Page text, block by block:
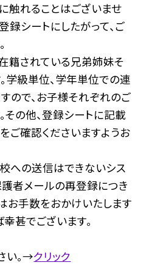
触れることはございませ
録シートにしたがって、ご
籍されている兄弟姉妹そ
学級単位、学年単位での連
ので、お子様それぞれのご
その他、登録シートに記載
ご確認くださいますようお
への送信はできないシス
護者メールの再登録につき
お手数をおかけいたします
甚でございます。
い。→クリック